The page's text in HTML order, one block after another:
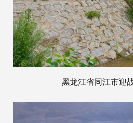
黑龙江省同江市迎